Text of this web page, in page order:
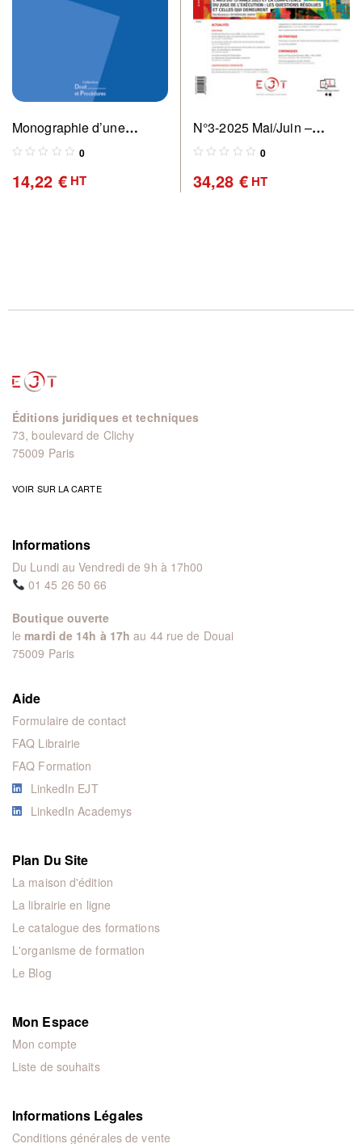
Monographie d’une
profession en mouvement
0
14,22 €HT
N°3-2025 Mai/Juin –
Revue des commissaires
perspectives
0
34,28 €HT
Éditions juridiques et techniques
73, boulevard de Clichy
75009 Paris
VOIR SUR LA CARTE
Informations
Du Lundi au Vendredi de 9h à 17h00
01 45 26 50 66
Boutique ouverte
le mardi de 14h à 17h au 44 rue de Douai
75009 Paris
Aide
Formulaire de contact
FAQ Librairie
FAQ Formation
LinkedIn EJT
LinkedIn Academys
Plan Du Site
La maison d'édition
La librairie en ligne
Le catalogue des formations
L'organisme de formation
Le Blog
Mon Espace
Mon compte
Liste de souhaits
Informations Légales
Conditions générales de vente